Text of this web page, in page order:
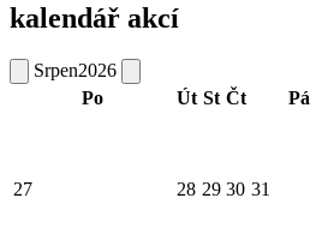
kalendář akcí
Srpen2026
Po
Út St Čt Pá
27 28 29 30 31